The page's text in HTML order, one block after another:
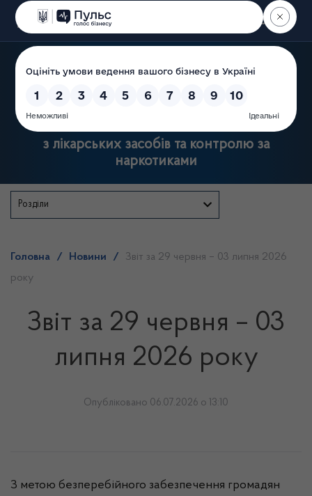
Пошук
Державна служба України
з лікарських засобів та контролю за
наркотиками
Розділи
Головна / Новини /
Звіт за 29 червня – 03 липня 2026
року
Звіт за 29 червня – 03
липня 2026 року
Опубліковано 06.07.2026 о 13:10
З метою безперебійного забезпечення громадян